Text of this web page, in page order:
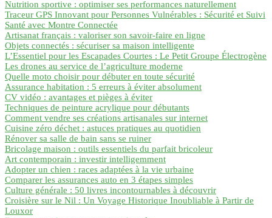
Nutrition sportive : optimiser ses performances naturellement
Traceur GPS Innovant pour Personnes Vulnérables : Sécurité et Suivi
Santé avec Montre Connectée
Artisanat français : valoriser son savoir-faire en ligne
Objets connectés : sécuriser sa maison intelligente
L’Essentiel pour les Escapades Courtes : Le Petit Groupe Électrogène
Les drones au service de l’agriculture moderne
Quelle moto choisir pour débuter en toute sécurité
Assurance habitation : 5 erreurs à éviter absolument
CV vidéo : avantages et pièges à éviter
Techniques de peinture acrylique pour débutants
Comment vendre ses créations artisanales sur internet
Cuisine zéro déchet : astuces pratiques au quotidien
Rénover sa salle de bain sans se ruiner
Bricolage maison : outils essentiels du parfait bricoleur
Art contemporain : investir intelligemment
Adopter un chien : races adaptées à la vie urbaine
Comparer les assurances auto en 3 étapes simples
Culture générale : 50 livres incontournables à découvrir
Croisière sur le Nil : Un Voyage Historique Inoubliable à Partir de
Louxor